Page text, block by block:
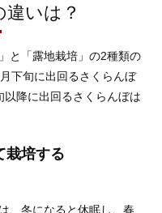
違いは？
と「露地栽培」の2種類の
下旬に出回るさくらんぼ
降に出回るさくらんぼは
栽培する
、冬になると休眠し、春